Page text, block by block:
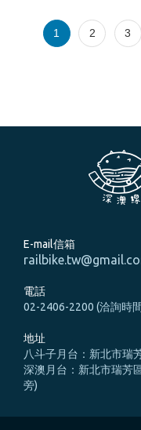
1 2 3
E-mail信箱
電話
02-2406-2200 (洽詢時
地址
八斗子月台：新北市瑞
深澳月台：新北市瑞芳
旁)